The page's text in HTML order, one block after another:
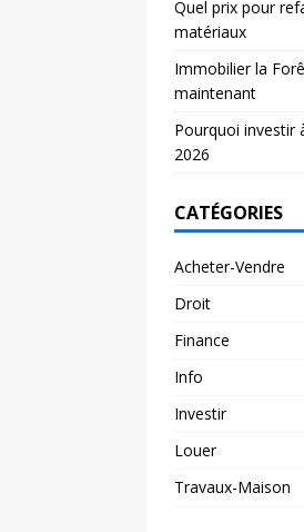
Quel prix pour
matériaux
Immobilier la
maintenant
Pourquoi investir
2026
CATÉGORIES
Acheter-Vendre
Droit
Finance
Info
Investir
Louer
Travaux-Maison